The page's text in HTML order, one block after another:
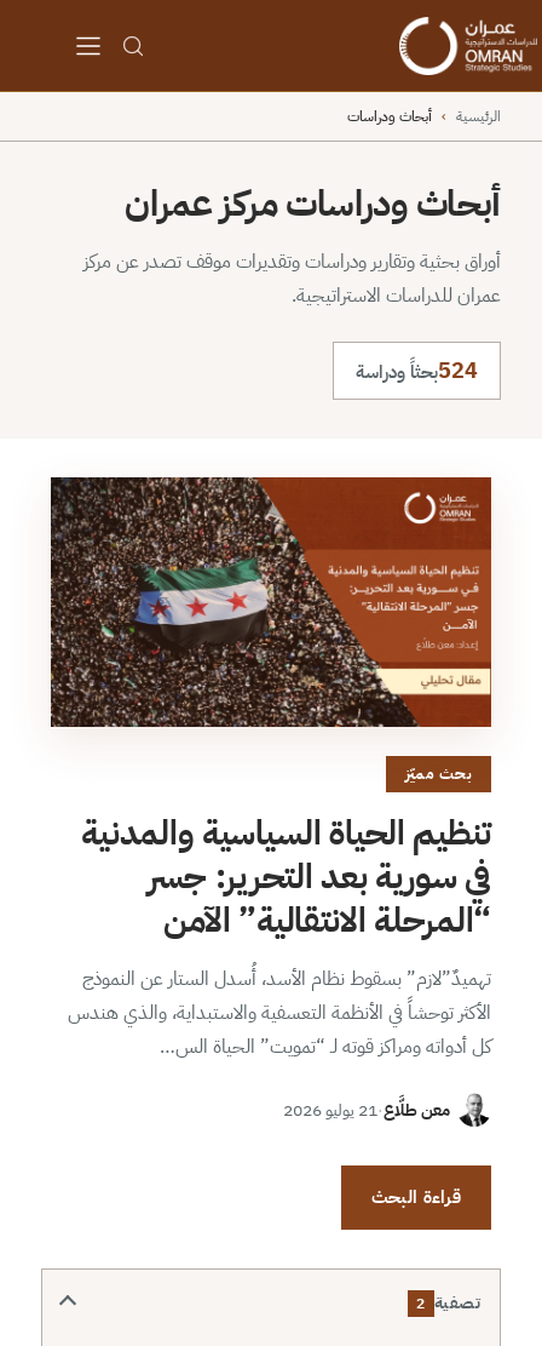
الرئيسية › أبحاث ودراسات
أبحاث ودراسات مركز عمران
أوراق بحثية وتقارير ودراسات وتقديرات موقف تصدر عن مركز
عمران للدراسات الاستراتيجية.
524بحثاً ودراسة
بحث مميّز
تنظيم الحياة السياسية والمدنية
في سورية بعد التحرير: جسر
“المرحلة الانتقالية” الآمن
تهميدٌ”لازم” بسقوط نظام الأسد، أُسدل الستار عن النموذج
الأكثر توحشاً في الأنظمة التعسفية والاستبداية، والذي هندس
كل أدواته ومراكز قوته لـ “تمويت” الحياة الس…
معن طلَّاع·21 يوليو 2026
قراءة البحث
تصفية 2